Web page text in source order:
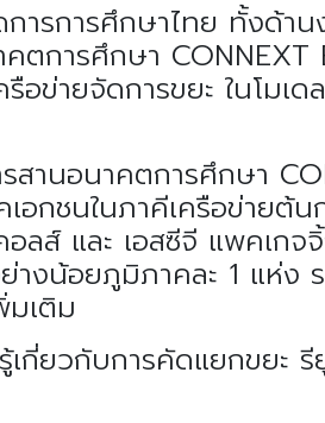
ารการศึกษาไทย ทั้งด้า
คตการศึกษา CONNEXT
อข่ายจัดการขยะ ในโมเด
านอนาคตการศึกษา
กชนในภาคีเครือข่ายต้น
ลส์ และ เอสซีจี แพคเกจ
างน้อยภูมิภาคละ 1 แห่ง
เติม
ยวกับการคัดแยกขยะ รี